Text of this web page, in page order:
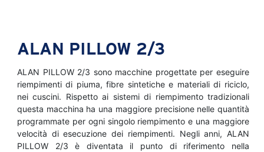
ALAN PILLOW 2/3
ALAN PILLOW 2/3 sono macchine progettate per eseguire
riempimenti di piuma, fibre sintetiche e materiali di riciclo,
nei cuscini. Rispetto ai sistemi di riempimento tradizionali
questa macchina ha una maggiore precisione nelle quantità
programmate per ogni singolo riempimento e una maggiore
velocità di esecuzione dei riempimenti. Negli anni, ALAN
PILLOW 2/3 è diventata il punto di riferimento nella